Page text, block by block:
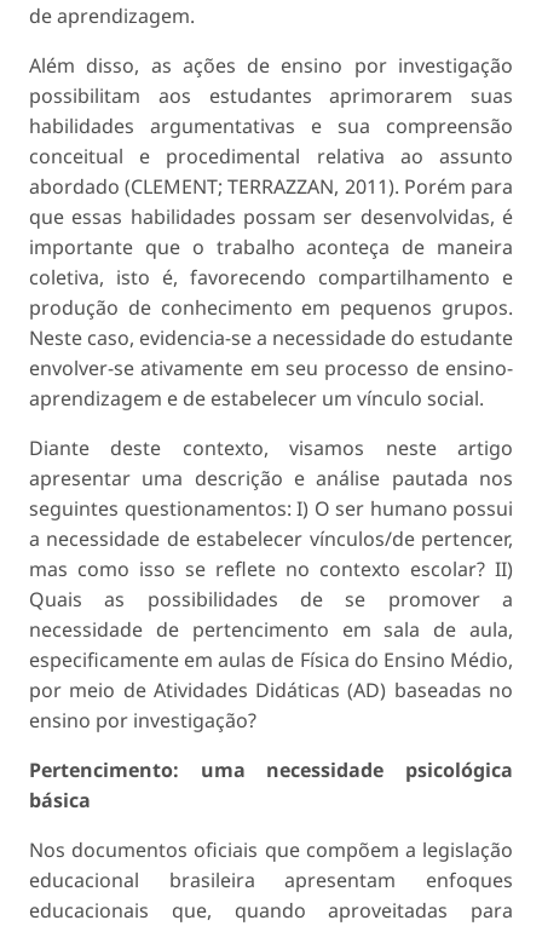
de aprendizagem.
Além disso, as ações de ensino por investigação
possibilitam aos estudantes aprimorarem suas
habilidades argumentativas e sua compreensão
conceitual e procedimental relativa ao assunto
abordado (CLEMENT; TERRAZZAN, 2011). Porém para
que essas habilidades possam ser desenvolvidas, é
importante que o trabalho aconteça de maneira
coletiva, isto é, favorecendo compartilhamento e
produção de conhecimento em pequenos grupos.
Neste caso, evidencia-se a necessidade do estudante
envolver-se ativamente em seu processo de ensino-
aprendizagem e de estabelecer um vínculo social.
Diante deste contexto, visamos neste artigo
apresentar uma descrição e análise pautada nos
seguintes questionamentos: I) O ser humano possui
a necessidade de estabelecer vínculos/de pertencer,
mas como isso se reflete no contexto escolar? II)
Quais as possibilidades de se promover a
necessidade de pertencimento em sala de aula,
especificamente em aulas de Física do Ensino Médio,
por meio de Atividades Didáticas (AD) baseadas no
ensino por investigação?
Pertencimento: uma necessidade psicológica
básica
Nos documentos oficiais que compõem a legislação
educacional brasileira apresentam enfoques
educacionais que, quando aproveitadas para